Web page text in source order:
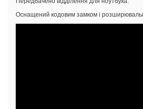
Оснащений кодовим замком і